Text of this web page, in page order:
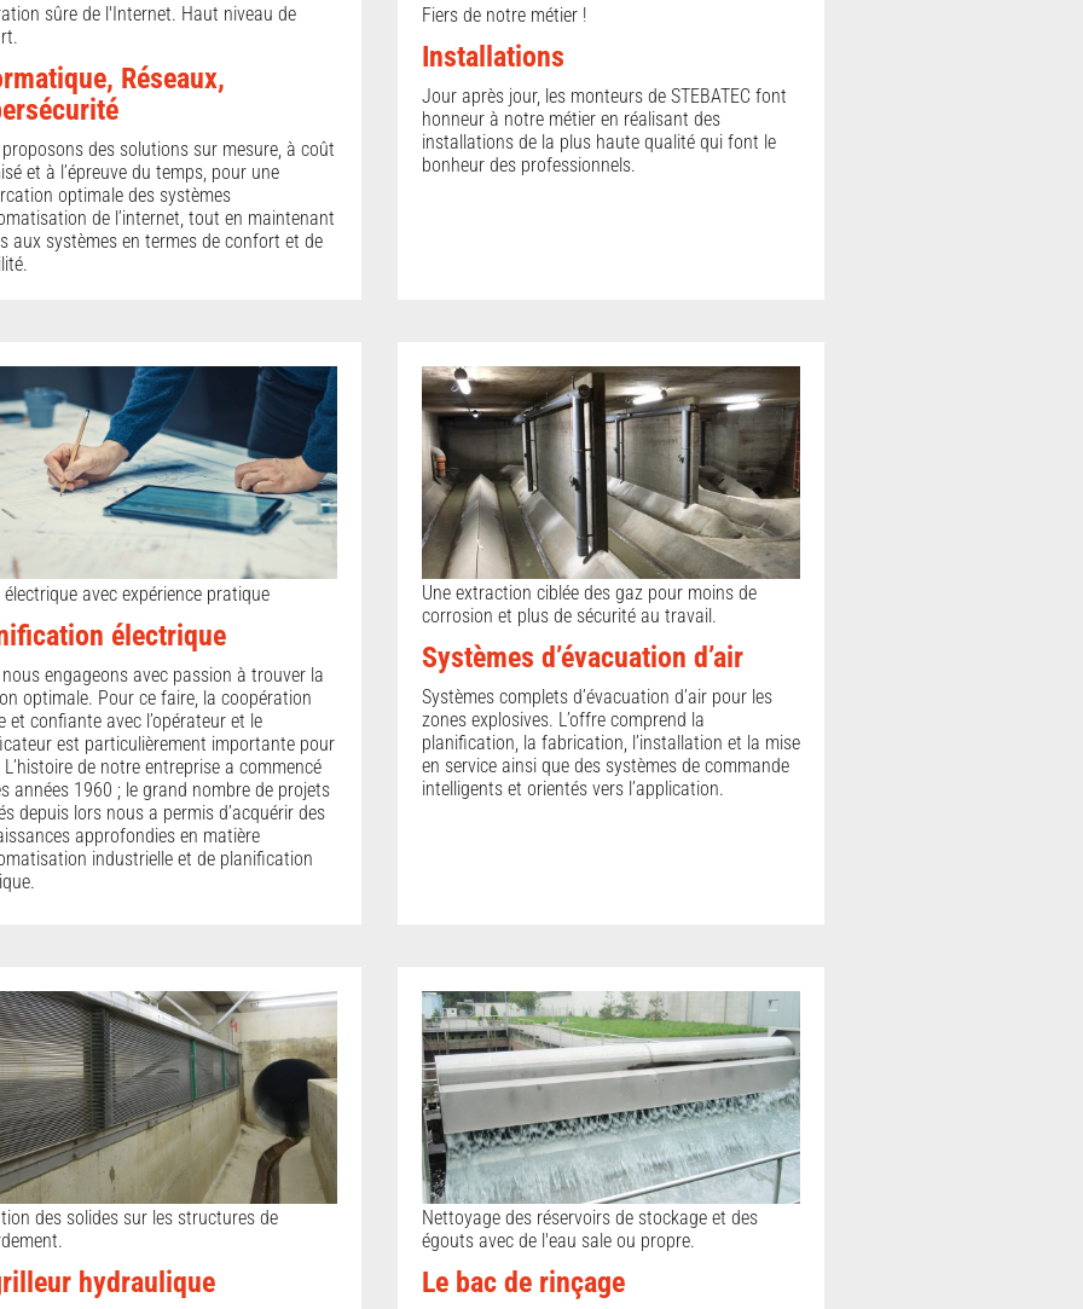
sûre de l'Internet. Haut niveau de
Réseaux,
des solutions sur mesure, à coût
et à l’épreuve du temps, pour une
optimale des systèmes
de l’internet, tout en maintenant
aux systèmes en termes de confort et de
Fiers de notre métier !
Installations
Jour après jour, les monteurs de STEBATEC font
honneur à notre métier en réalisant des
installations de la plus haute qualité qui font le
bonheur des professionnels.
électrique avec expérience pratique
électrique
engageons avec passion à trouver la
optimale. Pour ce faire, la coopération
et confiante avec l’opérateur et le
est particulièrement importante pour
de notre entreprise a commencé
années 1960 ; le grand nombre de projets
depuis lors nous a permis d’acquérir des
approfondies en matière
industrielle et de planification
Une extraction ciblée des gaz pour moins de
corrosion et plus de sécurité au travail.
Systèmes d’évacuation d’air
Systèmes complets d’évacuation d’air pour les
zones explosives. L’offre comprend la
planification, la fabrication, l’installation et la mise
en service ainsi que des systèmes de commande
intelligents et orientés vers l’application.
des solides sur les structures de
hydraulique
Nettoyage des réservoirs de stockage et des
égouts avec de l'eau sale ou propre.
Le bac de rinçage